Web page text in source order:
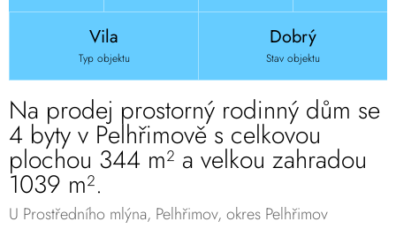
Vila
Typ objektu
Dobrý
Stav objektu
Na prodej prostorný rodinný dům se
4 byty v Pelhřimově s celkovou
plochou 344 m² a velkou zahradou
1039 m².
U Prostředního mlýna, Pelhřimov, okres Pelhřimov